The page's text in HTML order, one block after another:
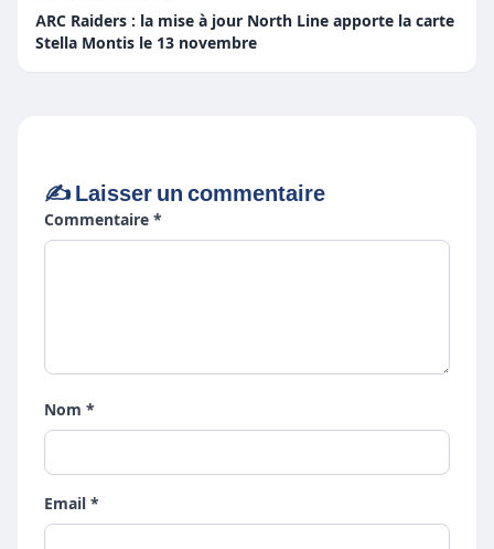
ARC Raiders : la mise à jour North Line apporte la carte
Stella Montis le 13 novembre
✍️ Laisser un commentaire
Commentaire *
Nom *
Email *